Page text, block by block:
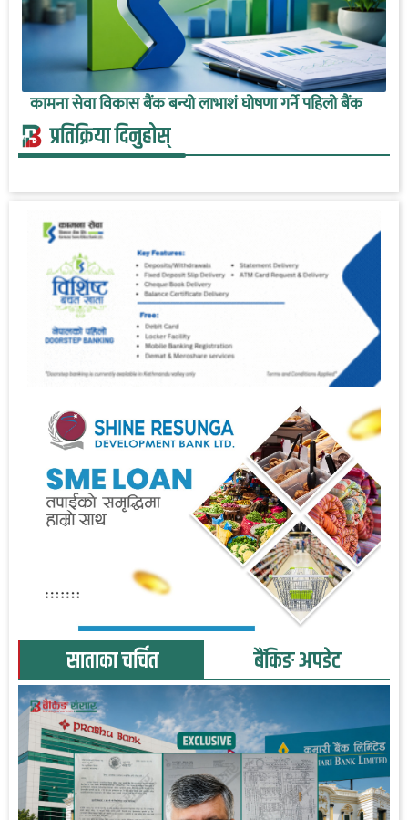
कामना सेवा विकास बैंक बन्यो लाभाशं घोषणा गर्ने पहिलो बैंक
प्रतिक्रिया दिनुहोस्
साताका चर्चित बैंकिङ अपडेट